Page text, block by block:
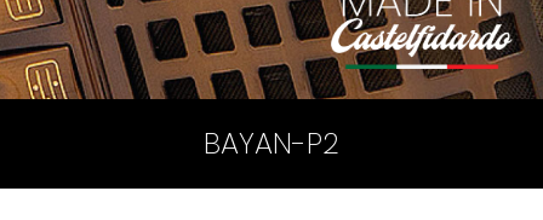
BAYAN-P2